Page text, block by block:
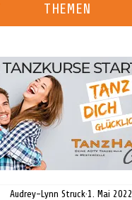
THEMEN
Audrey-Lynn Struck 1. Mai 2022